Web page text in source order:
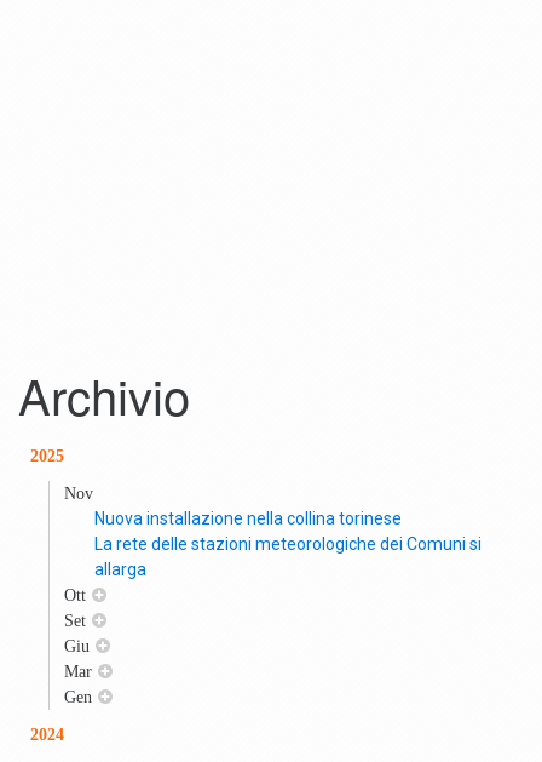
Archivio
2025
Nov
Nuova installazione nella collina torinese
La rete delle stazioni meteorologiche dei Comuni si
allarga
Ott
Set
Giu
Mar
Gen
2024